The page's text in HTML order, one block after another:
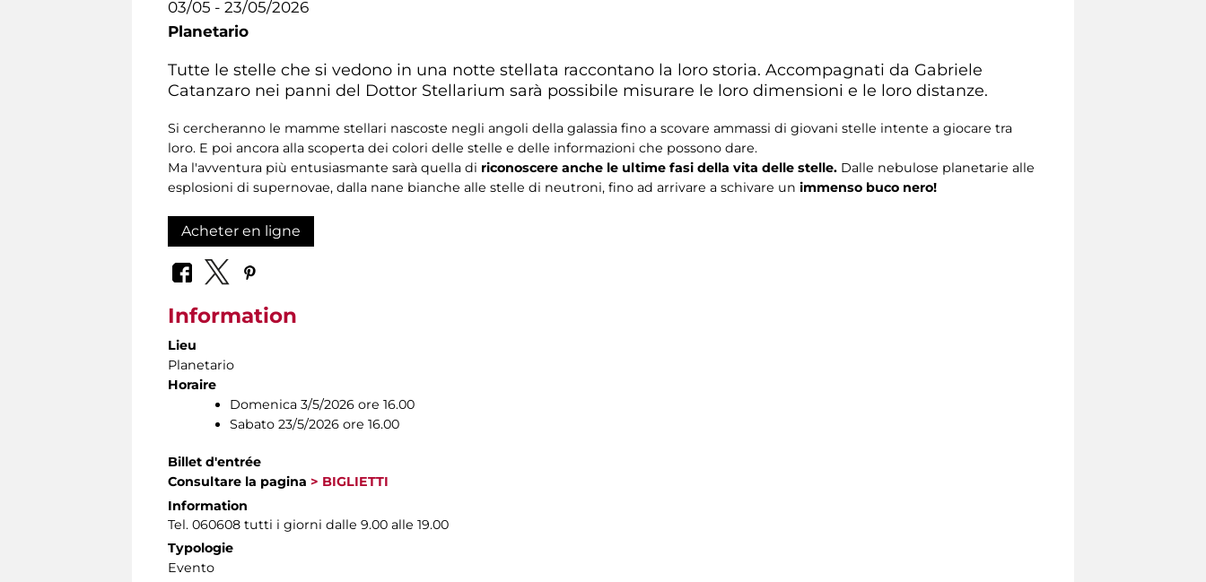
03/05 - 23/05/2026
Planetario
Tutte le stelle che si vedono in una notte stellata raccontano la loro storia. Accompagnati da Gabriele
Catanzaro nei panni del Dottor Stellarium sarà possibile misurare le loro dimensioni e le loro distanze.
Si cercheranno le mamme stellari nascoste negli angoli della galassia fino a scovare ammassi di giovani stelle intente a giocare tra
loro. E poi ancora alla scoperta dei colori delle stelle e delle informazioni che possono dare.
Ma l'avventura più entusiasmante sarà quella di riconoscere anche le ultime fasi della vita delle stelle. Dalle nebulose planetarie alle
esplosioni di supernovae, dalla nane bianche alle stelle di neutroni, fino ad arrivare a schivare un immenso buco nero!
Acheter en ligne
Information
Lieu
Planetario
Horaire
Domenica 3/5/2026 ore 16.00
Sabato 23/5/2026 ore 16.00
Billet d'entrée
Consultare la pagina > BIGLIETTI
Information
Tel. 060608 tutti i giorni dalle 9.00 alle 19.00
Typologie
Evento